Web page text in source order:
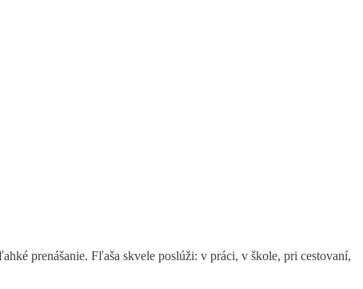
prenášanie. Fľaša skvele poslúži: v práci, v škole, pri cestovaní,